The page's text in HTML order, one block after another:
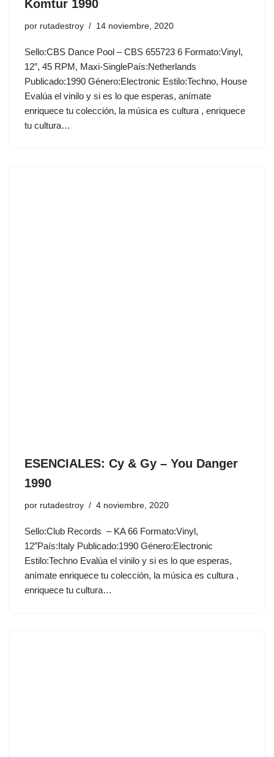
Komtur 1990
por rutadestroy 14 noviembre, 2020
Sello:CBS Dance Pool ‎– CBS 655723 6 Formato:Vinyl,
12″, 45 RPM, Maxi-SinglePaís:Netherlands
Publicado:1990 Género:Electronic Estilo:Techno, House
Evalúa el vinilo y si es lo que esperas, anímate
enriquece tu colección, la música es cultura , enriquece
tu cultura…
ESENCIALES: Cy & Gy ‎– You Danger
1990
por rutadestroy 4 noviembre, 2020
Sello:Club Records ‎– KA 66 Formato:Vinyl,
12″País:Italy Publicado:1990 Género:Electronic
Estilo:Techno Evalúa el vinilo y si es lo que esperas,
anímate enriquece tu colección, la música es cultura ,
enriquece tu cultura…